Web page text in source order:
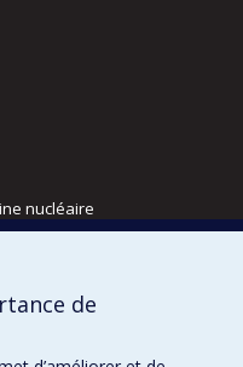
nucléaire
physique
de